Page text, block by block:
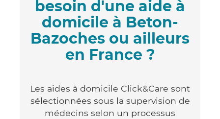
besoin d'une aide à
domicile à Beton-
Bazoches ou ailleurs
en France ?
Les aides à domicile Click&Care sont
sélectionnées sous la supervision de
médecins selon un processus